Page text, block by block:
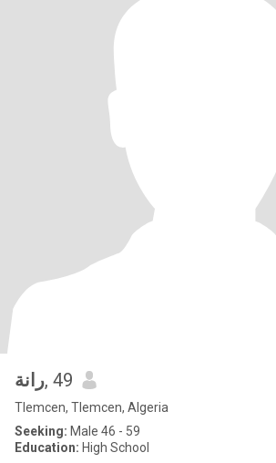
رانة, 49
Tlemcen, Tlemcen, Algeria
Seeking: Male 46 - 59
Education: High School